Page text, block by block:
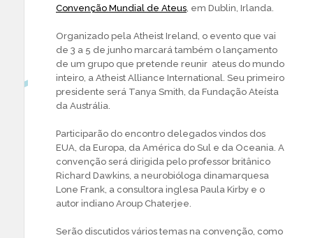
Convenção Mundial de Ateus, em Dublin, Irlanda.
Organizado pela Atheist Ireland, o evento que vai
de 3 a 5 de junho marcará também o lançamento
de um grupo que pretende reunir ateus do mundo
inteiro, a Atheist Alliance International. Seu primeiro
presidente será Tanya Smith, da Fundação Ateísta
da Austrália.
Participarão do encontro delegados vindos dos
EUA, da Europa, da América do Sul e da Oceania. A
convenção será dirigida pelo professor britânico
Richard Dawkins, a neurobióloga dinamarquesa
Lone Frank, a consultora inglesa Paula Kirby e o
autor indiano Aroup Chaterjee.
Serão discutidos vários temas na convenção, como